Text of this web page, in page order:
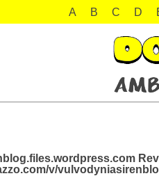
A B C D
v/